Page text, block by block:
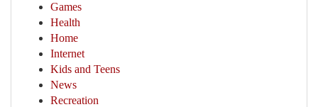
Games
Health
Home
Internet
Kids and Teens
News
Recreation